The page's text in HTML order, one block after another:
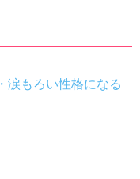
涙もろい性格になる